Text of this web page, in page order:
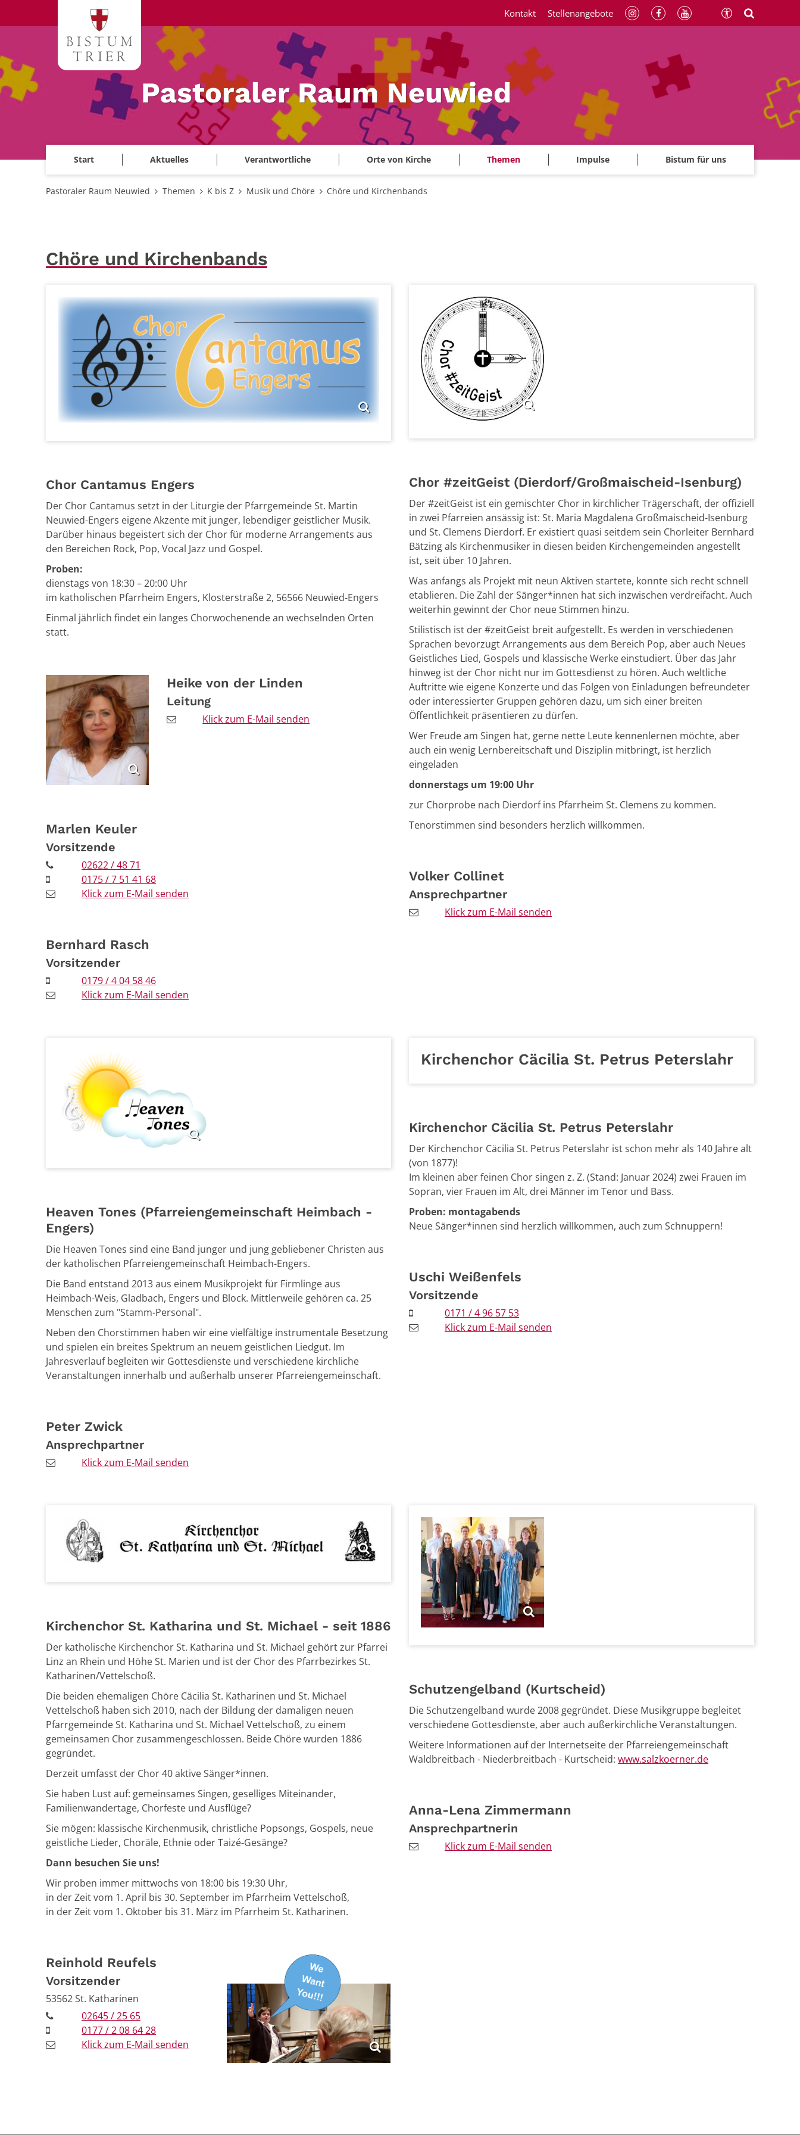
Pastoraler Raum Neuwied
Start Aktuelles Verantwortliche Orte von Kirche Themen Impulse Bistum für uns
Kontakt Stellenangebote
Pastoraler Raum Neuwied Themen K bis Z Musik und Chöre Chöre und Kirchenbands
Chöre und Kirchenbands
Chor Cantamus Engers
Der Chor Cantamus setzt in der Liturgie der Pfarrgemeinde St. Martin
Neuwied-Engers eigene Akzente mit junger, lebendiger geistlicher Musik.
Darüber hinaus begeistert sich der Chor für moderne Arrangements aus
den Bereichen Rock, Pop, Vocal Jazz und Gospel.
Proben:
dienstags von 18:30 – 20:00 Uhr
im katholischen Pfarrheim Engers, Klosterstraße 2, 56566 Neuwied-Engers
Einmal jährlich findet ein langes Chorwochenende an wechselnden Orten
statt.
Heike von der Linden
Leitung
Klick zum E-Mail senden
Marlen Keuler
Vorsitzende
02622 / 48 71
0175 / 7 51 41 68
Klick zum E-Mail senden
Bernhard Rasch
Vorsitzender
0179 / 4 04 58 46
Klick zum E-Mail senden
Chor #zeitGeist (Dierdorf/Großmaischeid-Isenburg)
Der #zeitGeist ist ein gemischter Chor in kirchlicher Trägerschaft, der offiziell
in zwei Pfarreien ansässig ist: St. Maria Magdalena Großmaischeid-Isenburg
und St. Clemens Dierdorf. Er existiert quasi seitdem sein Chorleiter Bernhard
Bätzing als Kirchenmusiker in diesen beiden Kirchengemeinden angestellt
ist, seit über 10 Jahren.
Was anfangs als Projekt mit neun Aktiven startete, konnte sich recht schnell
etablieren. Die Zahl der Sänger*innen hat sich inzwischen verdreifacht. Auch
weiterhin gewinnt der Chor neue Stimmen hinzu.
Stilistisch ist der #zeitGeist breit aufgestellt. Es werden in verschiedenen
Sprachen bevorzugt Arrangements aus dem Bereich Pop, aber auch Neues
Geistliches Lied, Gospels und klassische Werke einstudiert. Über das Jahr
hinweg ist der Chor nicht nur im Gottesdienst zu hören. Auch weltliche
Auftritte wie eigene Konzerte und das Folgen von Einladungen befreundeter
oder interessierter Gruppen gehören dazu, um sich einer breiten
Öffentlichkeit präsentieren zu dürfen.
Wer Freude am Singen hat, gerne nette Leute kennenlernen möchte, aber
auch ein wenig Lernbereitschaft und Disziplin mitbringt, ist herzlich
eingeladen
donnerstags um 19:00 Uhr
zur Chorprobe nach Dierdorf ins Pfarrheim St. Clemens zu kommen.
Tenorstimmen sind besonders herzlich willkommen.
Volker Collinet
Ansprechpartner
Klick zum E-Mail senden
Heaven Tones (Pfarreiengemeinschaft Heimbach -
Engers)
Die Heaven Tones sind eine Band junger und jung gebliebener Christen aus
der katholischen Pfarreiengemeinschaft Heimbach-Engers.
Die Band entstand 2013 aus einem Musikprojekt für Firmlinge aus
Heimbach-Weis, Gladbach, Engers und Block. Mittlerweile gehören ca. 25
Menschen zum "Stamm-Personal".
Neben den Chorstimmen haben wir eine vielfältige instrumentale Besetzung
und spielen ein breites Spektrum an neuem geistlichen Liedgut. Im
Jahresverlauf begleiten wir Gottesdienste und verschiedene kirchliche
Veranstaltungen innerhalb und außerhalb unserer Pfarreiengemeinschaft.
Peter Zwick
Ansprechpartner
Klick zum E-Mail senden
Kirchenchor Cäcilia St. Petrus Peterslahr
Kirchenchor Cäcilia St. Petrus Peterslahr
Der Kirchenchor Cäcilia St. Petrus Peterslahr ist schon mehr als 140 Jahre alt
(von 1877)!
Im kleinen aber feinen Chor singen z. Z. (Stand: Januar 2024) zwei Frauen im
Sopran, vier Frauen im Alt, drei Männer im Tenor und Bass.
Proben: montagabends
Neue Sänger*innen sind herzlich willkommen, auch zum Schnuppern!
Uschi Weißenfels
Vorsitzende
0171 / 4 96 57 53
Klick zum E-Mail senden
Kirchenchor St. Katharina und St. Michael - seit 1886
Der katholische Kirchenchor St. Katharina und St. Michael gehört zur Pfarrei
Linz an Rhein und Höhe St. Marien und ist der Chor des Pfarrbezirkes St.
Katharinen/Vettelschoß.
Die beiden ehemaligen Chöre Cäcilia St. Katharinen und St. Michael
Vettelschoß haben sich 2010, nach der Bildung der damaligen neuen
Pfarrgemeinde St. Katharina und St. Michael Vettelschoß, zu einem
gemeinsamen Chor zusammengeschlossen. Beide Chöre wurden 1886
gegründet.
Derzeit umfasst der Chor 40 aktive Sänger*innen.
Sie haben Lust auf: gemeinsames Singen, geselliges Miteinander,
Familienwandertage, Chorfeste und Ausflüge?
Sie mögen: klassische Kirchenmusik, christliche Popsongs, Gospels, neue
geistliche Lieder, Choräle, Ethnie oder Taizé-Gesänge?
Dann besuchen Sie uns!
Wir proben immer mittwochs von 18:00 bis 19:30 Uhr,
in der Zeit vom 1. April bis 30. September im Pfarrheim Vettelschoß,
in der Zeit vom 1. Oktober bis 31. März im Pfarrheim St. Katharinen.
Reinhold Reufels
Vorsitzender
53562St. Katharinen
02645 / 25 65
0177 / 2 08 64 28
Klick zum E-Mail senden
Schutzengelband (Kurtscheid)
Die Schutzengelband wurde 2008 gegründet. Diese Musikgruppe begleitet
verschiedene Gottesdienste, aber auch außerkirchliche Veranstaltungen.
Weitere Informationen auf der Internetseite der Pfarreiengemeinschaft
Waldbreitbach - Niederbreitbach - Kurtscheid: www.salzkoerner.de
Anna-Lena Zimmermann
Ansprechpartnerin
Klick zum E-Mail senden